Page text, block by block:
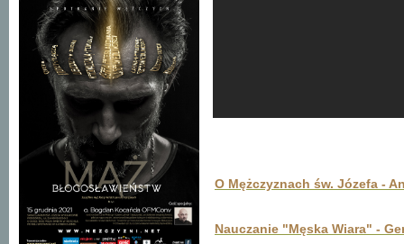
O Mężczyznach św. Józefa -
Nauczanie "Męska Wiara" -